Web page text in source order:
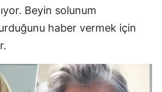
Beyin solunum
haber vermek için